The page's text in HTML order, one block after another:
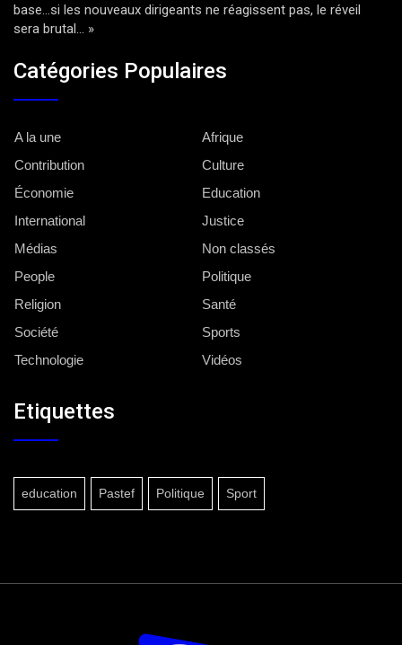
base…si les nouveaux dirigeants ne réagissent pas, le réveil
sera brutal… »
Catégories Populaires
A la une
Afrique
Contribution
Culture
Économie
Education
International
Justice
Médias
Non classés
People
Politique
Religion
Santé
Société
Sports
Technologie
Vidéos
Etiquettes
education Pastef Politique Sport